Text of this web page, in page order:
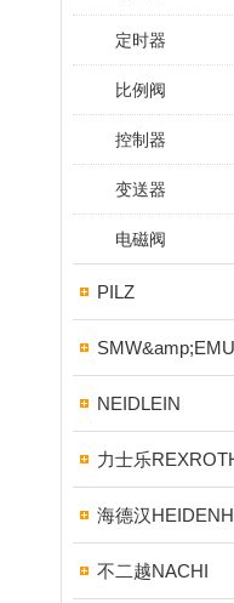
定时器
比例阀
控制器
变送器
电磁阀
PILZ
NEIDLEIN
力士乐
海德汉
不二越NACHI